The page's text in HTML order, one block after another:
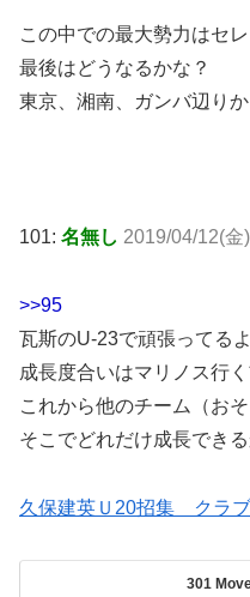
この中での最大勢力はセ
最後はどうなるかな？
東京、湘南、ガンバ辺り
101: 名無し 2019/04/12(
>>95
瓦斯のU-23で頑張ってるよ
成長度合いはマリノス行
これから他のチーム（お
そこでどれだけ成長でき
久保建英Ｕ20招集 クラ
301